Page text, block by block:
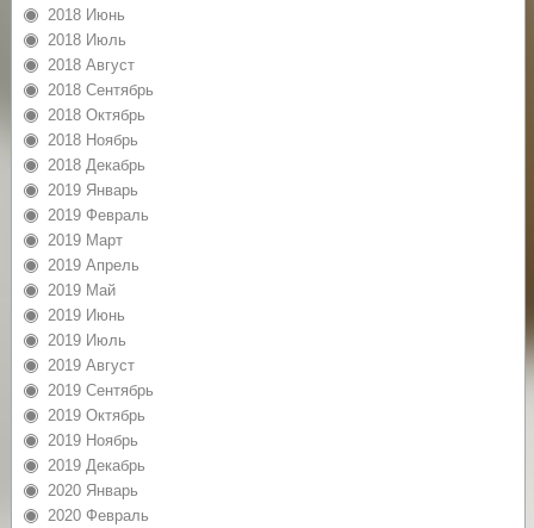
2018 Июнь
2018 Июль
2018 Август
2018 Сентябрь
2018 Октябрь
2018 Ноябрь
2018 Декабрь
2019 Январь
2019 Февраль
2019 Март
2019 Апрель
2019 Май
2019 Июнь
2019 Июль
2019 Август
2019 Сентябрь
2019 Октябрь
2019 Ноябрь
2019 Декабрь
2020 Январь
2020 Февраль